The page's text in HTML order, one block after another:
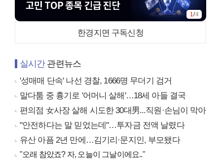
1/4
한경지면 구독신청
실시간관련뉴스
'성매매 단속' 나선 경찰, 1666명 무더기 검거
말다툼 중 흉기로 '어머니 살해'…18세 아들 결국
편의점 女사장 살해 시도한 30대男...직원·손님이 막아
"안전하다는 말 믿었는데"…투자금 전액 날렸다
유산 아픔 2년 만에…김기리·문지인, 부모됐다
"오래 참았죠? 자, 오늘이 그날이에요.."